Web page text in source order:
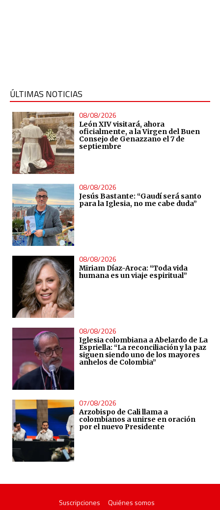
ÚLTIMAS NOTICIAS
08/08/2026
León XIV visitará, ahora
oficialmente, a la Virgen del Buen
Consejo de Genazzano el 7 de
septiembre
08/08/2026
Jesús Bastante: “Gaudí será santo
para la Iglesia, no me cabe duda”
08/08/2026
Miriam Díaz-Aroca: “Toda vida
humana es un viaje espiritual”
08/08/2026
Iglesia colombiana a Abelardo de La
Espriella: “La reconciliación y la paz
siguen siendo uno de los mayores
anhelos de Colombia”
07/08/2026
Arzobispo de Cali llama a
colombianos a unirse en oración
por el nuevo Presidente
Suscripciones Quiénes somos